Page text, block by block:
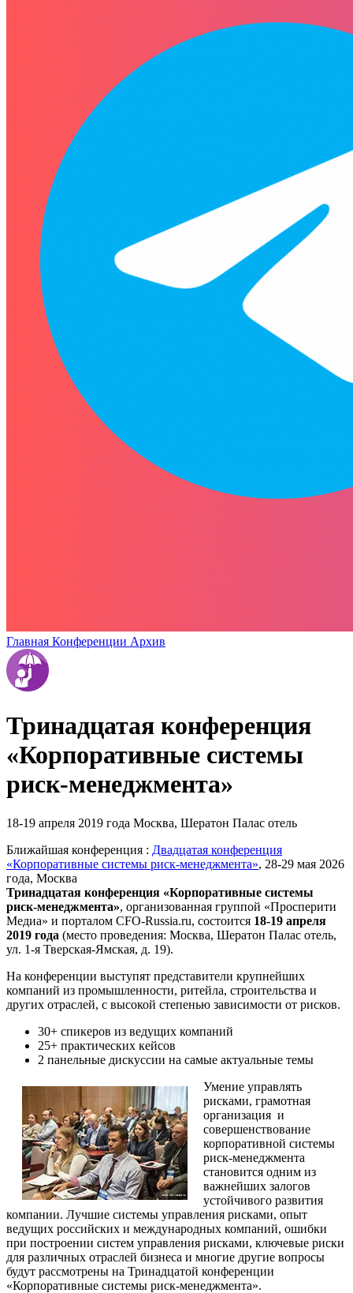
Главная Конференции Архив
Тринадцатая конференция
«Корпоративные системы
риск-менеджмента»
18-19 апреля 2019 года Москва, Шератон Палас отель
Ближайшая конференция : Двадцатая конференция
«Корпоративные системы риск-менеджмента», 28-29 мая 2026
года, Москва
Тринадцатая конференция «Корпоративные системы
риск-менеджмента», организованная группой «Просперити
Медиа» и порталом CFO-Russia.ru, состоится 18-19 апреля
2019 года (место проведения: Москва, Шератон Палас отель,
ул. 1-я Тверская-Ямская, д. 19).
На конференции выступят представители крупнейших
компаний из промышленности, ритейла, строительства и
других отраслей, с высокой степенью зависимости от рисков.
30+ спикеров из ведущих компаний
25+ практических кейсов
2 панельные дискуссии на самые актуальные темы
Умение управлять
рисками, грамотная
организация и
совершенствование
корпоративной системы
риск-менеджмента
становится одним из
важнейших залогов
устойчивого развития
компании. Лучшие системы управления рисками, опыт
ведущих российских и международных компаний, ошибки
при построении систем управления рисками, ключевые риски
для различных отраслей бизнеса и многие другие вопросы
будут рассмотрены на Тринадцатой конференции
«Корпоративные системы риск-менеджмента».